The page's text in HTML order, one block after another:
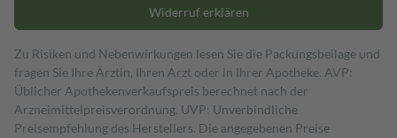
Widerruf erklären
Zu Risiken und Nebenwirkungen lesen Sie die Packungsbeilage und
fragen Sie Ihre Ärztin, Ihren Arzt oder in Ihrer Apotheke. AVP:
Üblicher Apothekenverkaufspreis berechnet nach der
Arzneimittelpreisverordnung. UVP: Unverbindliche
Preisempfehlung des Herstellers. Die angegebenen Preise